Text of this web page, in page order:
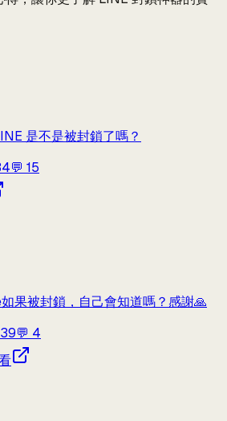
是不是被封鎖了嗎？
💬 15
果被封鎖，自己會知道嗎？感謝🙏
39💬 4